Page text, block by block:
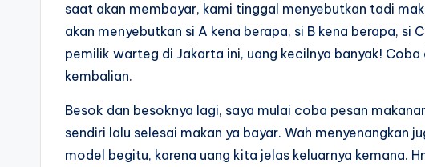
saat akan membayar, kami tinggal menyebutkan tadi
akan menyebutkan si A kena berapa, si B kena berapa, si
pemilik warteg di Jakarta ini, uang kecilnya banyak! Coba
kembalian.
Besok dan besoknya lagi, saya mulai coba pesan
sendiri lalu selesai makan ya bayar. Wah menyenangkan
model begitu, karena uang kita jelas keluarnya kemana.